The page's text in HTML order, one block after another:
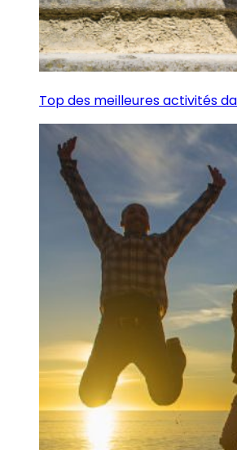
Top des meilleures activités